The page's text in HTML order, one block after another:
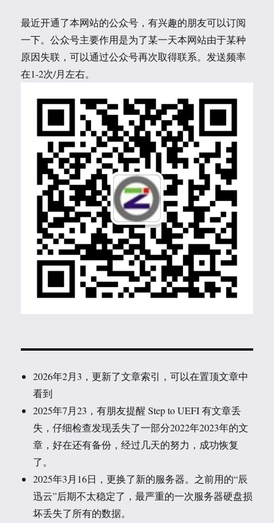
最近开通了本网站的公众号，有兴趣的朋友可以订阅
一下。公众号主要作用是为了某一天本网站由于某种
原因失联，可以通过公众号再次取得联系。发送频率
在1-2次/月左右。
2026年2月3，更新了文章索引，可以在置顶文章中
看到
2025年7月23，有朋友提醒 Step to UEFI 有文章丢
失，仔细检查发现丢失了一部分2022年2023年的文
章，好在还有备份，经过几天的努力，成功恢复
了。
2025年3月16日，更换了新的服务器。之前用的“辰
迅云”后期不太稳定了，最严重的一次服务器硬盘损
坏丢失了所有的数据。